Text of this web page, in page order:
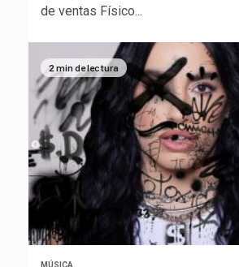
de ventas Físico...
2 min de lectura
MÚSICA